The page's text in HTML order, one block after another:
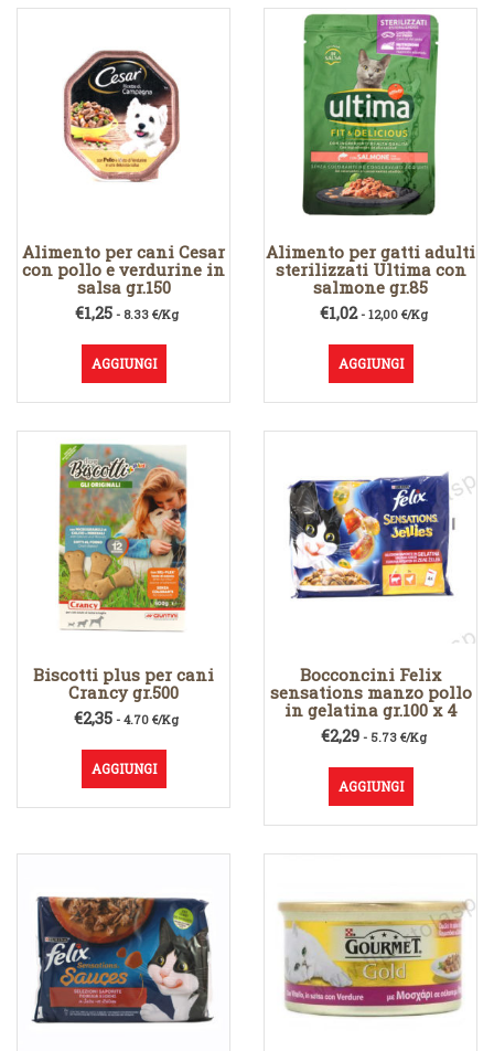
Alimento per cani Cesar
con pollo e verdurine in
salsa gr.150
€1,25- 8.33 €/Kg
AGGIUNGI
Alimento per gatti adulti
sterilizzati Ultima con
salmone gr.85
€1,02- 12,00 €/Kg
AGGIUNGI
Biscotti plus per cani
Crancy gr.500
€2,35 - 4.70 €/Kg
AGGIUNGI
Bocconcini Felix
sensations manzo pollo
in gelatina gr.100 x 4
€2,29- 5.73 €/Kg
AGGIUNGI